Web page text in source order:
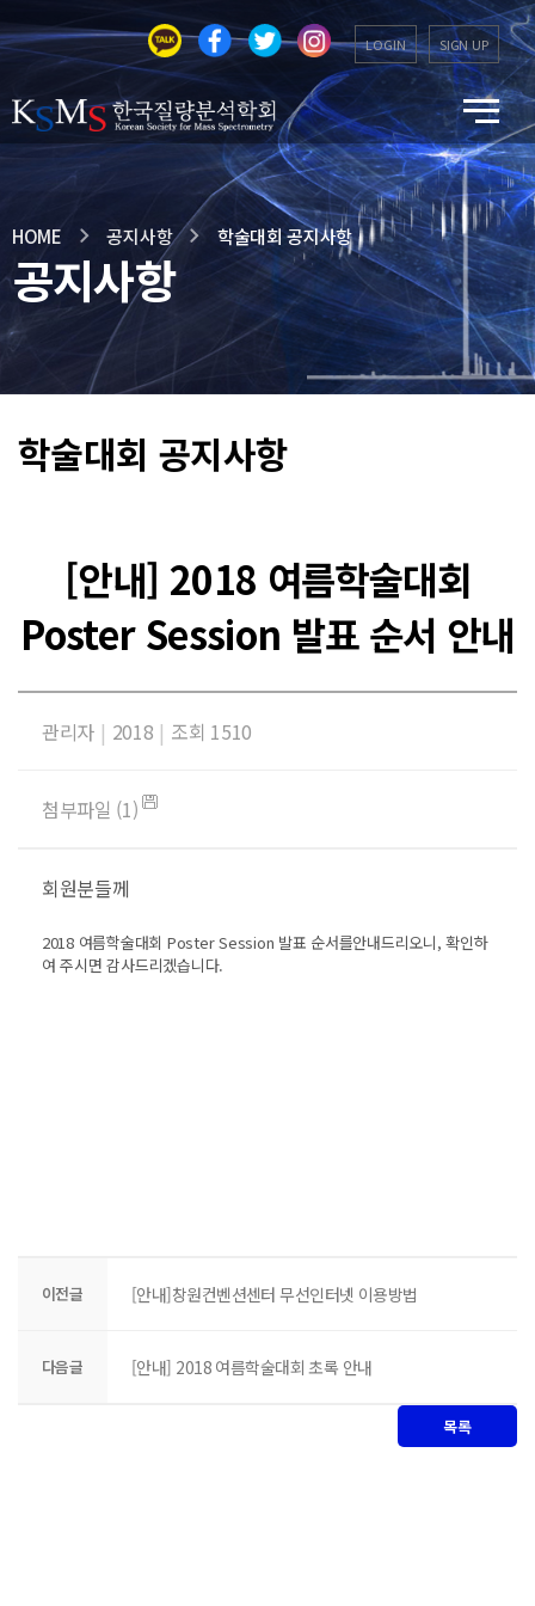
LOGIN SIGN UP
HOME 공지사항 학술대회 공지사항
공지사항
학술대회 공지사항
[안내] 2018 여름학술대회
Poster Session 발표 순서 안내
관리자 | 2018 | 조회 1510
첨부파일 (1)
회원분들께
2018 여름학술대회 Poster Session 발표 순서를안내드리오니, 확인하
여 주시면 감사드리겠습니다.
이전글 [안내]창원컨벤션센터 무선인터넷 이용방법
다음글 [안내] 2018 여름학술대회 초록 안내
목록